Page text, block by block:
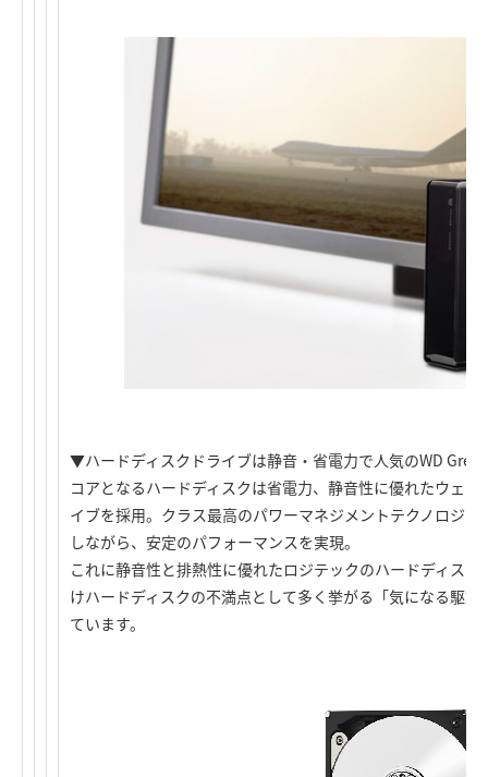
▼ハードディスクドライブは静音・省電力で人気のWD
コアとなるハードディスクは省電力、静音性に優れたウェ
イブを採用。クラス最高のパワーマネジメントテクノロジ
しながら、安定のパフォーマンスを実現。
これに静音性と排熱性に優れたロジテックのハードディス
けハードディスクの不満点として多く挙がる「気になる駆
ています。